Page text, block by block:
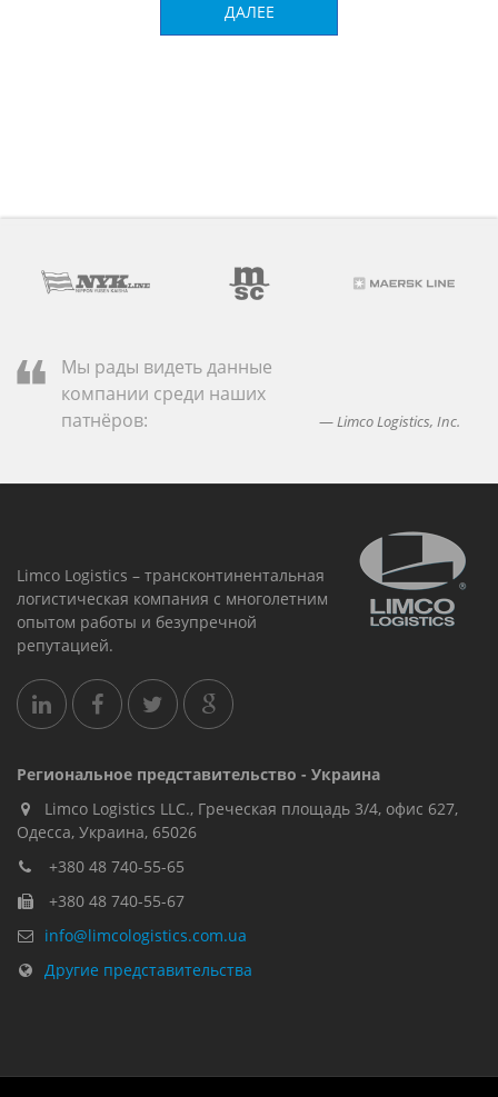
ДАЛЕЕ
Мы рады видеть данные
компании среди наших
патнёров:
Limco Logistics, Inc.
Limco Logistics – трансконтинентальная
логистическая компания с многолетним
опытом работы и безупречной
репутацией.
Региональное представительство - Украина
Limco Logistics LLC., Греческая площадь 3/4, офис 627,
Oдесса, Украина, 65026
+380 48 740-55-65
+380 48 740-55-67
info@limcologistics.com.ua
Другие представительства